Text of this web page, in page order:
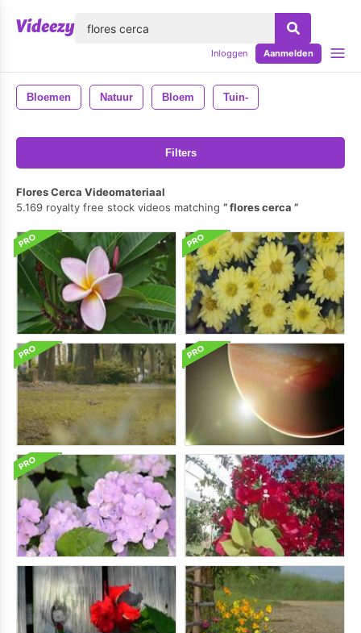
Inloggen Aanmelden
Bloemen Natuur Bloem Tuin-
Filters
Flores Cerca Videomateriaal
5.169 royalty free stock videos matching
flores cerca